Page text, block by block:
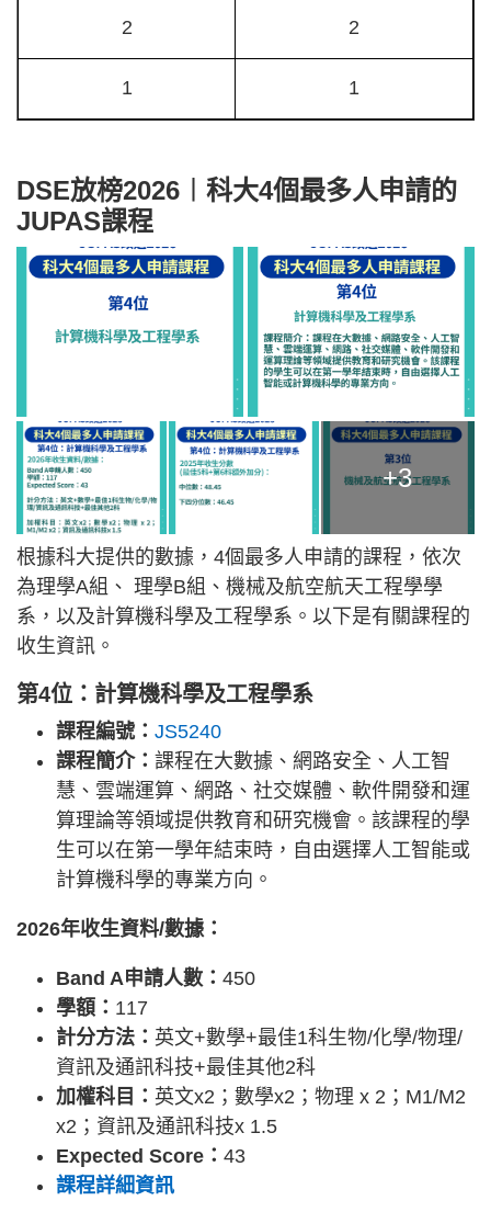
2 2
1 1
DSE放榜2026︱科大4個最多人申請的
JUPAS課程
+3
根據科大提供的數據，4個最多人申請的課程，依次
為理學A組、 理學B組、機械及航空航天工程學學
系，以及計算機科學及工程學系。以下是有關課程的
收生資訊。
第4位：計算機科學及工程學系
課程編號： JS5240
課程簡介： 課程在大數據、網路安全、人工智
慧、雲端運算、網路、社交媒體、軟件開發和運
算理論等領域提供教育和研究機會。該課程的學
生可以在第一學年結束時，自由選擇人工智能或
計算機科學的專業方向。
2026年收生資料/數據：
Band A申請人數： 450
學額： 117
計分方法： 英文+數學+最佳1科生物/化學/物理/
資訊及通訊科技+最佳其他2科
加權科目： 英文x2；數學x2；物理 x 2；M1/M2
x2；資訊及通訊科技x 1.5
Expected Score： 43
課程詳細資訊